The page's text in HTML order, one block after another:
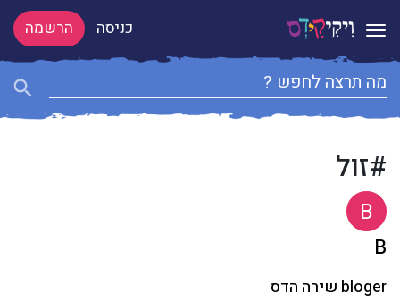
Toggle navigation כניסה הרשמה
#זול
B
B
bloger שירה הדס